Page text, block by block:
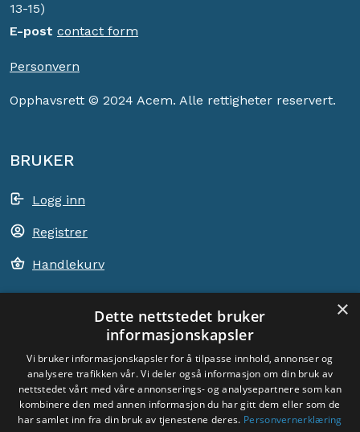
13-15)
E-post contact form
Personvern
Opphavsrett © 2024 Acem. Alle rettigheter reservert.
BRUKER
Logg inn
Registrer
Handlekurv
ACEM VERDEN OVER
VELG LAND
Dyade
×
Dette nettstedet bruker
informasjonskapsler
Vi bruker informasjonskapsler for å tilpasse innhold, annonser og
analysere trafikken vår. Vi deler også informasjon om din bruk av
nettstedet vårt med våre annonserings- og analysepartnere som kan
kombinere den med annen informasjon du har gitt dem eller som de
har samlet inn fra din bruk av tjenestene deres. Personvernerklæring